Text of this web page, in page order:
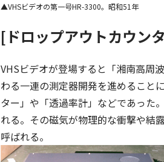
VHSビデオの第一号HR-3300。昭和51年
[ドロップアウトカウンタ
VHSビデオが登場すると「湘南高周
わる一連の測定器開発を進めること
ター」や「透過率計」などであった
れる。その磁気が物理的な衝撃や結
呼ばれる。